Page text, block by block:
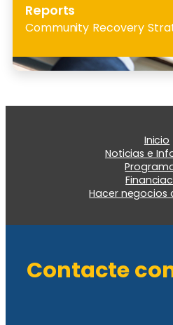
Reports
Community Recovery
Inicio
Noticias e
Hacer negocios
Contacte